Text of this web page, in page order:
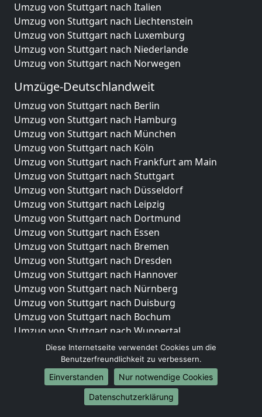
Umzug von Stuttgart nach Italien
Umzug von Stuttgart nach Liechtenstein
Umzug von Stuttgart nach Luxemburg
Umzug von Stuttgart nach Niederlande
Umzug von Stuttgart nach Norwegen
Umzüge-Deutschlandweit
Umzug von Stuttgart nach Berlin
Umzug von Stuttgart nach Hamburg
Umzug von Stuttgart nach München
Umzug von Stuttgart nach Köln
Umzug von Stuttgart nach Frankfurt am Main
Umzug von Stuttgart nach Stuttgart
Umzug von Stuttgart nach Düsseldorf
Umzug von Stuttgart nach Leipzig
Umzug von Stuttgart nach Dortmund
Umzug von Stuttgart nach Essen
Umzug von Stuttgart nach Bremen
Umzug von Stuttgart nach Dresden
Umzug von Stuttgart nach Hannover
Umzug von Stuttgart nach Nürnberg
Umzug von Stuttgart nach Duisburg
Umzug von Stuttgart nach Bochum
Umzug von Stuttgart nach Wuppertal
Umzug von Stuttgart nach Bielefeld
Umzug von Stuttgart nach Bonn
Umzug von Stuttgart nach Münster
Internationale-Umzüge
Diese Internetseite verwendet Cookies um die
Benutzerfreundlichkeit zu verbessern.
Einverstanden
Nur notwendige Cookies
Datenschutzerklärung